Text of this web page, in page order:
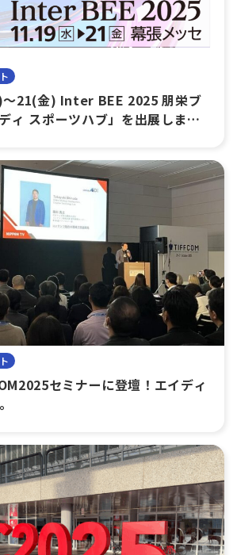
21(金) Inter BEE 2025 朋栄ブ
ィ スポーツハブ」を出展しま
セミナーに登壇！エイディ